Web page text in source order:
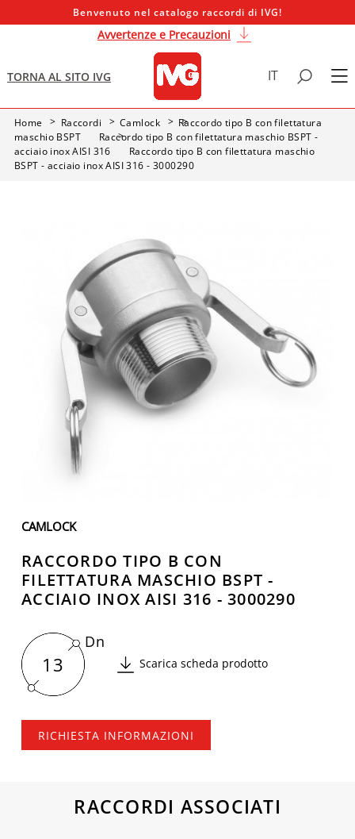
Benvenuto nel catalogo raccordi di IVG!
Avvertenze e Precauzioni
TORNA AL SITO IVG IT
Home Raccordi Camlock
Raccordo tipo B con filettatura
maschio BSPT
Raccordo tipo B con filettatura maschio BSPT -
acciaio inox AISI 316
Raccordo tipo B con filettatura maschio
BSPT - acciaio inox AISI 316 - 3000290
CAMLOCK
RACCORDO TIPO B CON
FILETTATURA MASCHIO BSPT -
ACCIAIO INOX AISI 316 - 3000290
13
Dn
Scarica scheda prodotto
RICHIESTA INFORMAZIONI
RACCORDI ASSOCIATI